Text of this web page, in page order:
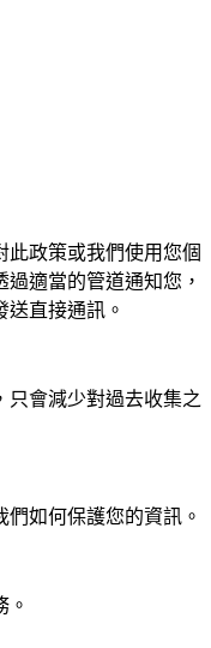
此政策或我們使用您個
適當的管道通知您，
直接通訊。
只會減少對過去收集之
如何保護您的資訊。
。